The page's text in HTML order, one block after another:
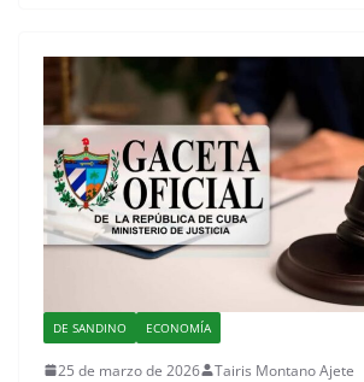
DE SANDINO ECONOMÍA
25 de marzo de 2026 Tairis Montano Ajete